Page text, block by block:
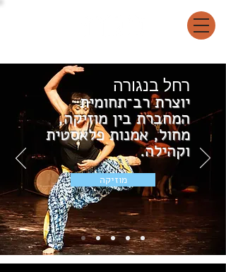
רחל בנגורה
יוצרת רב־תחומית
המחברת בין מוזיקה,
מחול, אמנות פלאסטית
וקהילה.
מוזיקה